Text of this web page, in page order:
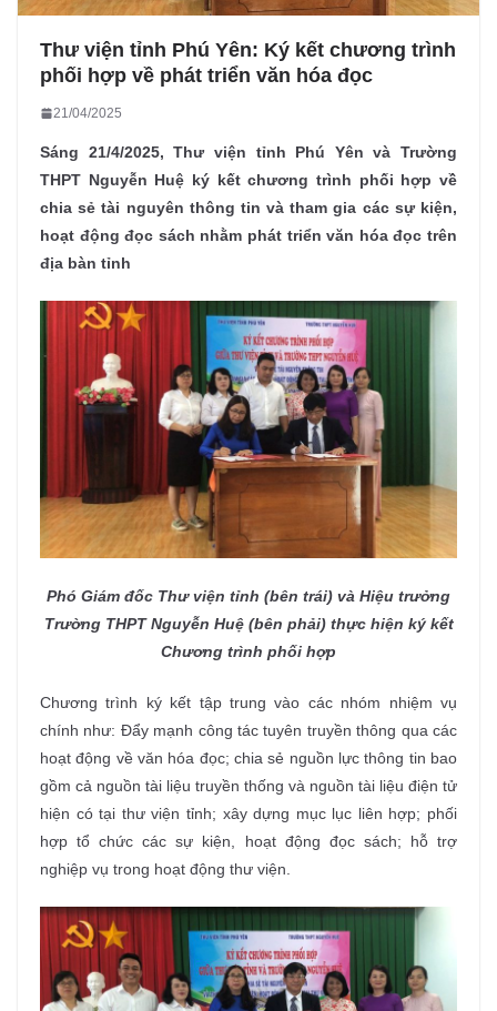
Thư viện tỉnh Phú Yên: Ký kết chương trình
phối hợp về phát triển văn hóa đọc
21/04/2025
Sáng 21/4/2025, Thư viện tỉnh Phú Yên và Trường
THPT Nguyễn Huệ ký kết chương trình phối hợp về
chia sẻ tài nguyên thông tin và tham gia các sự kiện,
hoạt động đọc sách nhằm phát triển văn hóa đọc trên
địa bàn tỉnh
Phó Giám đốc Thư viện tỉnh (bên trái) và Hiệu trưởng
Trường THPT Nguyễn Huệ (bên phải) thực hiện ký kết
Chương trình phối hợp
Chương trình ký kết tập trung vào các nhóm nhiệm vụ
chính như: Đẩy mạnh công tác tuyên truyền thông qua các
hoạt động về văn hóa đọc; chia sẻ nguồn lực thông tin bao
gồm cả nguồn tài liệu truyền thống và nguồn tài liệu điện tử
hiện có tại thư viện tỉnh; xây dựng mục lục liên hợp; phối
hợp tổ chức các sự kiện, hoạt động đọc sách; hỗ trợ
nghiệp vụ trong hoạt động thư viện.